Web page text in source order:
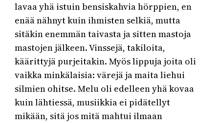
lavaa yhä istuin bensiskahvia hörppien, en
enää nähnyt kuin ihmisten selkiä, mutta
sitäkin enemmän taivasta ja sitten mastoja
mastojen jälkeen. Vinssejä, takiloita,
käärittyjä purjeitakin. Myös lippuja joita oli
vaikka minkälaisia: värejä ja maita liehui
silmien ohitse. Melu oli edelleen yhä kovaa
kuin lähtiessä, musiikkia ei pidätellyt
mikään, sitä jos mitä mahtui ilmaan